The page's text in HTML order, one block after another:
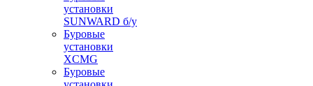
установки
SUNWARD б/у
Буровые
установки
XCMG
Буровые